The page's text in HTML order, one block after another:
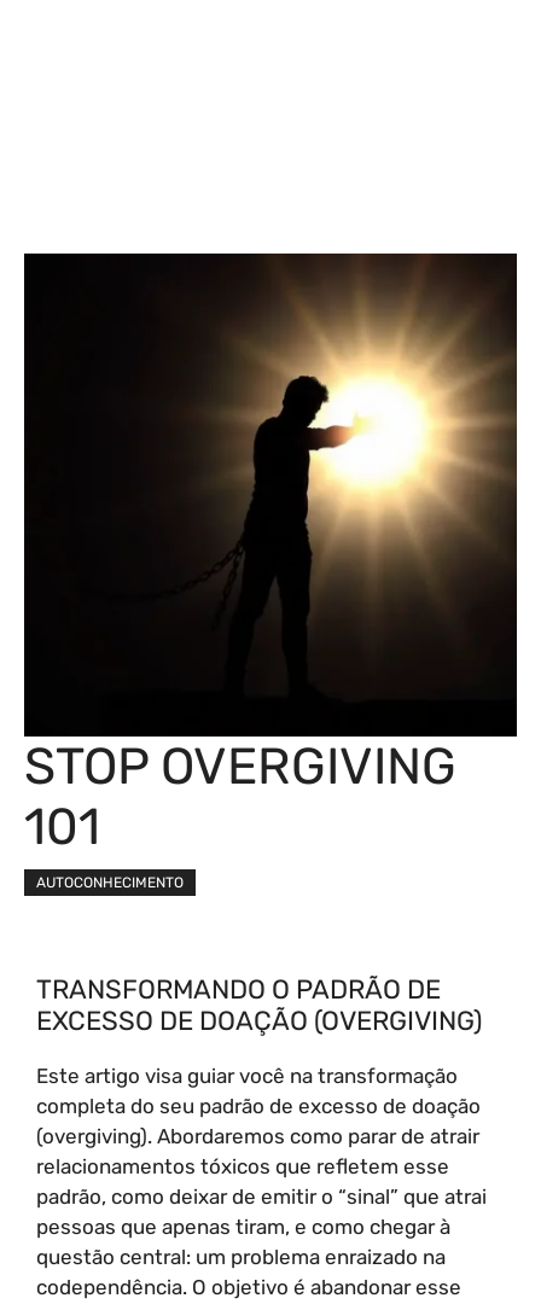
STOP OVERGIVING
101
AUTOCONHECIMENTO
TRANSFORMANDO O PADRÃO DE
EXCESSO DE DOAÇÃO (OVERGIVING)
Este artigo visa guiar você na transformação
completa do seu padrão de excesso de doação
(overgiving). Abordaremos como parar de atrair
relacionamentos tóxicos que refletem esse
padrão, como deixar de emitir o “sinal” que atrai
pessoas que apenas tiram, e como chegar à
questão central: um problema enraizado na
codependência. O objetivo é abandonar esse